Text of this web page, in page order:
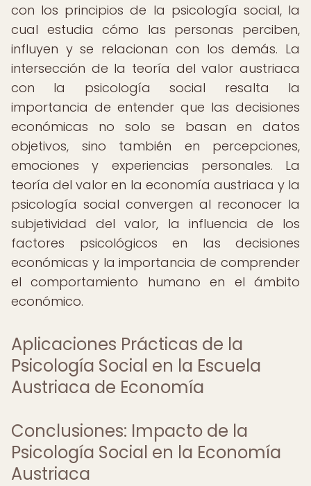
con los principios de la psicología social, la
cual estudia cómo las personas perciben,
influyen y se relacionan con los demás. La
intersección de la teoría del valor austriaca
con la psicología social resalta la
importancia de entender que las decisiones
económicas no solo se basan en datos
objetivos, sino también en percepciones,
emociones y experiencias personales. La
teoría del valor en la economía austriaca y la
psicología social convergen al reconocer la
subjetividad del valor, la influencia de los
factores psicológicos en las decisiones
económicas y la importancia de comprender
el comportamiento humano en el ámbito
económico.
Aplicaciones Prácticas de la
Psicología Social en la Escuela
Austriaca de Economía
Conclusiones: Impacto de la
Psicología Social en la Economía
Austriaca